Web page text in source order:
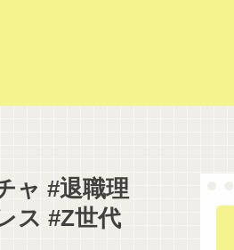
ャ #退職理
ス #Z世代